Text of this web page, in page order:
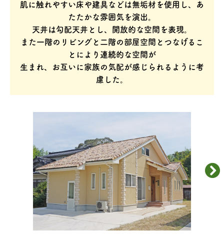
肌に触れやすい床や建具などは無垢材を使用し、あ
たたかな雰囲気を演出。
天井は勾配天井とし、開放的な空間を表現。
また一階のリビングと二階の部屋空間とつなげるこ
とにより連続的な空間が
生まれ、お互いに家族の気配が感じられるように考
慮した。